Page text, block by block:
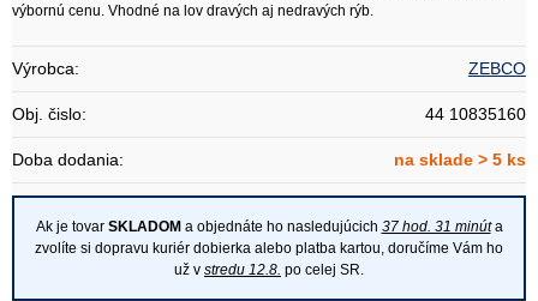
výbornú cenu. Vhodné na lov dravých aj nedravých rýb.
Výrobca: ZEBCO
Obj. čislo: 44 10835160
Doba dodania: na sklade > 5 ks
Ak je tovar SKLADOM a objednáte ho nasledujúcich 37 hod. 31 minúta
zvolíte si dopravu kuriér dobierka alebo platba kartou, doručíme Vám ho
už v stredu 12.8. po celej SR.